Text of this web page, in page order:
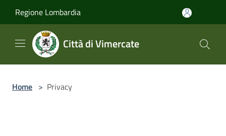
Regione Lombardia
Città di Vimercate
Home > Privacy